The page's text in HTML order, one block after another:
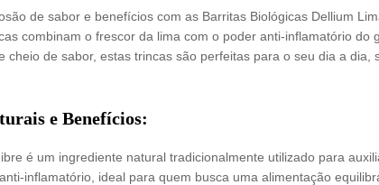
de sabor e benefícios com as Barritas Biológicas Dellium
combinam o frescor da lima com o poder anti-inflamatório
cheio de sabor, estas trincas são perfeitas para o seu dia a
e Benefícios:
é um ingrediente natural tradicionalmente utilizado para
inflamatório, ideal para quem busca uma alimentação